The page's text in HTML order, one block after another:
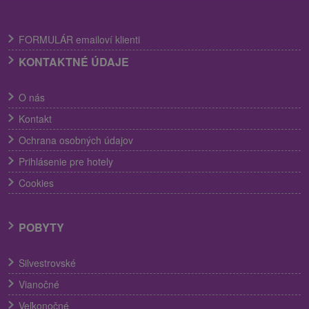
FORMULÁR emailoví klienti
KONTAKTNÉ ÚDAJE
O nás
Kontakt
Ochrana osobných údajov
Prihlásenie pre hotely
Cookies
POBYTY
Silvestrovské
Vianočné
Veľkonočné